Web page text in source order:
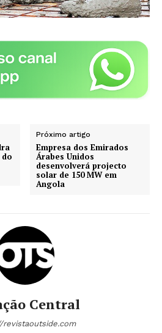
Próximo artigo
Empresa dos Emirados
Árabes Unidos
desenvolverá projecto
solar de 150 MW em
Angola
Central
revistaoutside.com